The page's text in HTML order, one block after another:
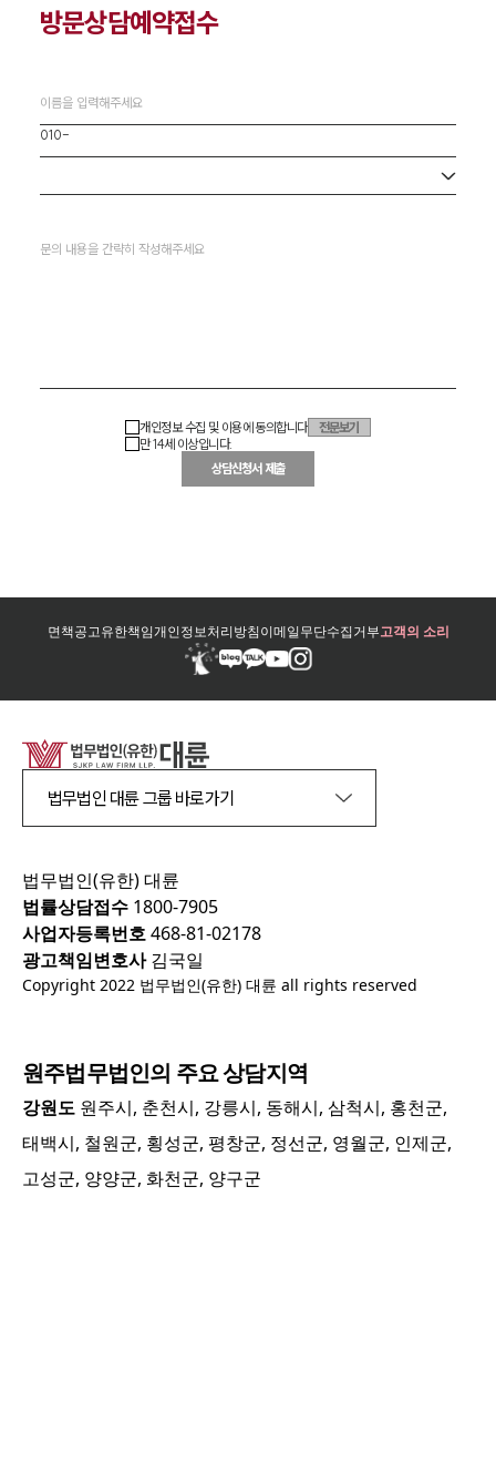
방문상담예약접수
개인정보 수집 및 이용에 동의합니다
전문보기
만 14세 이상입니다.
상담신청서 제출
면책공고유한책임개인정보처리방침이메일무단수집거부고객의 소리
법무법인 대륜 그룹 바로가기
법무법인(유한) 대륜
법률상담접수 1800-7905
사업자등록번호468-81-02178
광고책임변호사김국일
Copyright 2022 법무법인(유한) 대륜 all rights reserved
원주법무법인의 주요 상담지역
강원도 원주시, 춘천시, 강릉시, 동해시, 삼척시, 홍천군,
태백시, 철원군, 횡성군, 평창군, 정선군, 영월군, 인제군,
고성군, 양양군, 화천군, 양구군